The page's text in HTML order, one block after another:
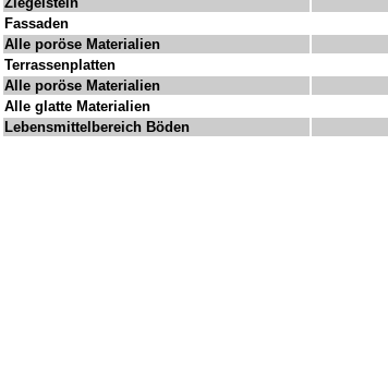
Fassaden
Alle poröse Materialien
Terrassenplatten
Alle poröse Materialien
Alle glatte Materialien
Lebensmittelbereich Böden